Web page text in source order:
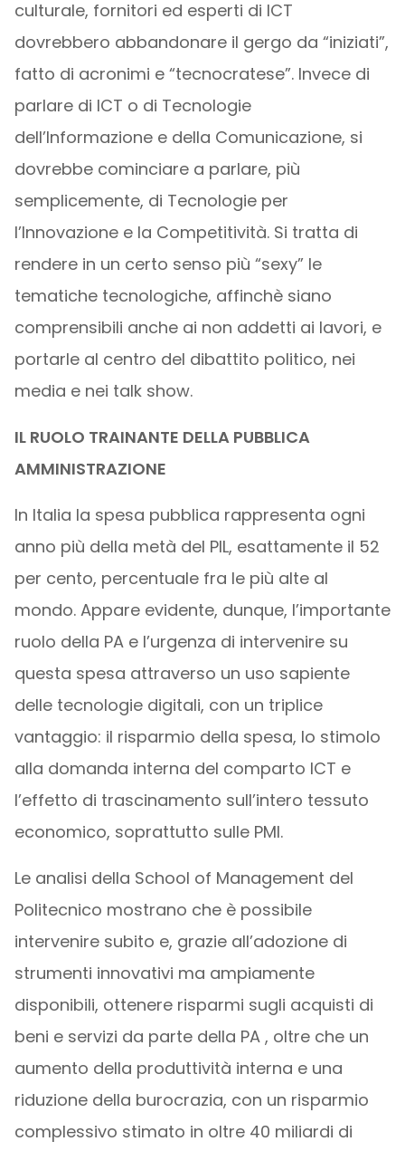
culturale, fornitori ed esperti di ICT
dovrebbero abbandonare il gergo da “iniziati”,
fatto di acronimi e “tecnocratese”. Invece di
parlare di ICT o di Tecnologie
dell’Informazione e della Comunicazione, si
dovrebbe cominciare a parlare, più
semplicemente, di Tecnologie per
l’Innovazione e la Competitività. Si tratta di
rendere in un certo senso più “sexy” le
tematiche tecnologiche, affinchè siano
comprensibili anche ai non addetti ai lavori, e
portarle al centro del dibattito politico, nei
media e nei talk show.
IL RUOLO TRAINANTE DELLA PUBBLICA
AMMINISTRAZIONE
In Italia la spesa pubblica rappresenta ogni
anno più della metà del PIL, esattamente il 52
per cento, percentuale fra le più alte al
mondo. Appare evidente, dunque, l’importante
ruolo della PA e l’urgenza di intervenire su
questa spesa attraverso un uso sapiente
delle tecnologie digitali, con un triplice
vantaggio: il risparmio della spesa, lo stimolo
alla domanda interna del comparto ICT e
l’effetto di trascinamento sull’intero tessuto
economico, soprattutto sulle PMI.
Le analisi della School of Management del
Politecnico mostrano che è possibile
intervenire subito e, grazie all’adozione di
strumenti innovativi ma ampiamente
disponibili, ottenere risparmi sugli acquisti di
beni e servizi da parte della PA , oltre che un
aumento della produttività interna e una
riduzione della burocrazia, con un risparmio
complessivo stimato in oltre 40 miliardi di